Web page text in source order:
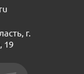
г.
19